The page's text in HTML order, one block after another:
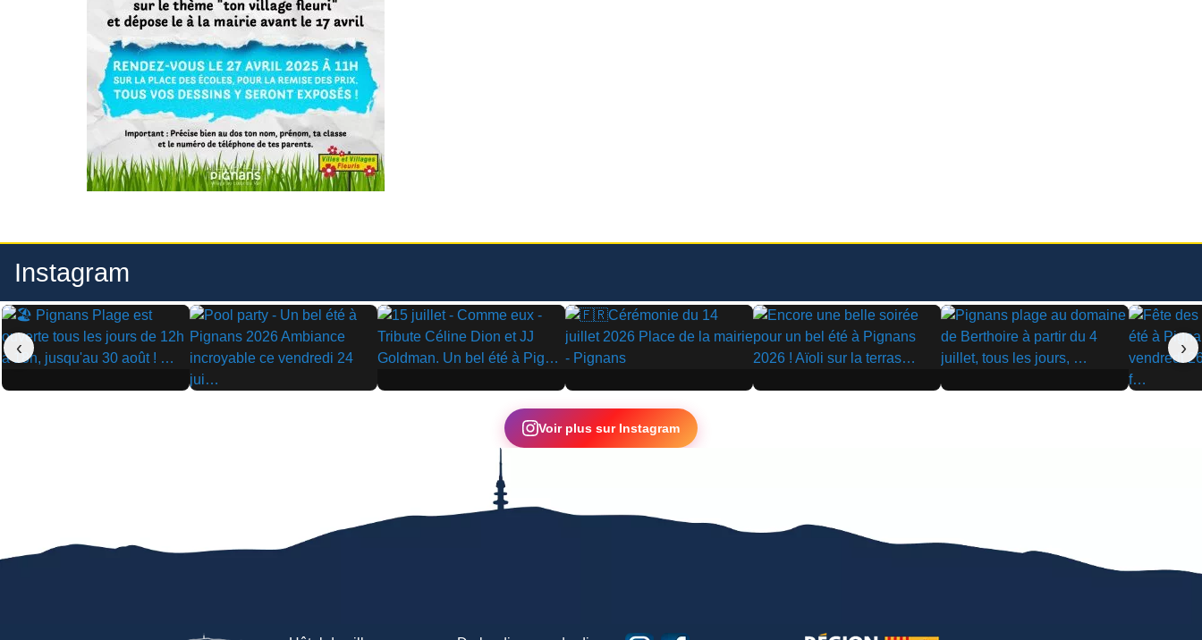
Instagram
▶
▶
▶ ▶ ▶ ▶
▶
‹ ›
Voir plus sur Instagram